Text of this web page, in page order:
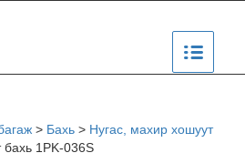
> Бахь> Нугас, махир хошуут
1PK-036S